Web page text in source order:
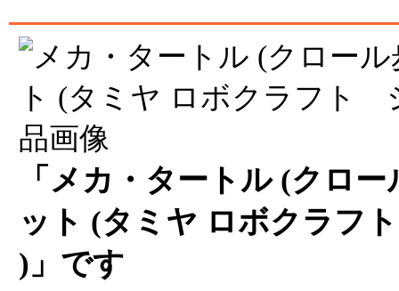
「メカ・タートル (クロ
ット (タミヤ ロボクラフ
)」です